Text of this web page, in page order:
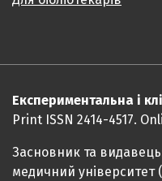
Експериментальна і
Print ISSN 2414-4517.
Засновник та
медичний університет